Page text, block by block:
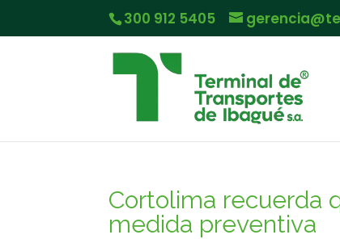
300 912 5405
Cortolima recuerda
medida preventiva